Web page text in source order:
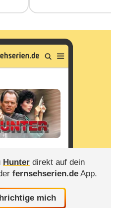
Hunterdirekt auf dein
fernsehserien.deApp.
mich